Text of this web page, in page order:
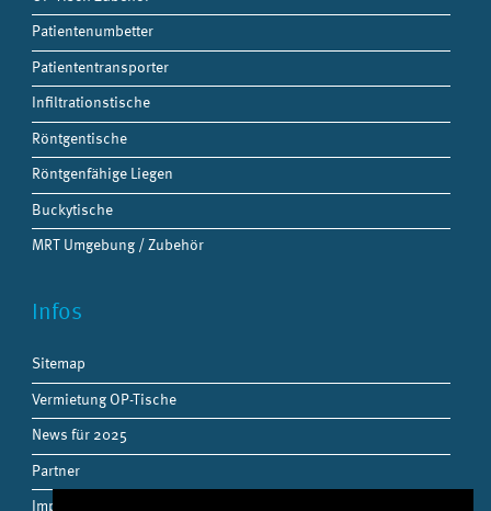
Patientenumbetter
Patiententransporter
Infiltrationstische
Röntgentische
Röntgenfähige Liegen
Buckytische
MRT Umgebung / Zubehör
Infos
Sitemap
Vermietung OP-Tische
News für 2025
Partner
Impressum